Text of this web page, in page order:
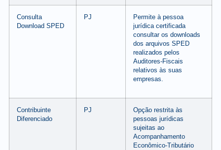
Consulta
Download SPED
PJ
Permite à pessoa
jurídica certificada
consultar os downloads
dos arquivos SPED
realizados pelos
Auditores-Fiscais
relativos às suas
empresas.
Contribuinte
Diferenciado
PJ
Opção restrita às
pessoas jurídicas
sujeitas ao
Acompanhamento
Econômico-Tributário